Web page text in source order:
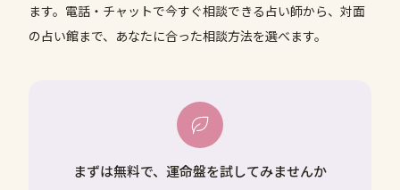
ます。電話・チャットで今すぐ相談できる占い師から、対面
の占い館まで、あなたに合った相談方法を選べます。
まずは無料で、運命盤を試してみませんか